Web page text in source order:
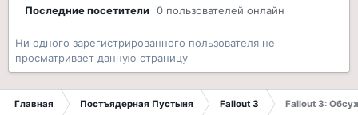
Последние посетители 0 пользователей онлайн
Ни одного зарегистрированного пользователя не
просматривает данную страницу
Главная Постъядерная Пустыня Fallout 3 Fallout 3: